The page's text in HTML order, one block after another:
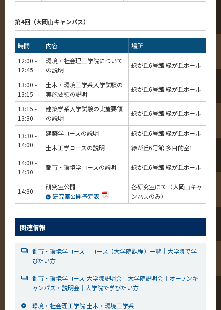
第4回（大岡山キャンパス）
時間 内容
場所
12:00 -
12:45
環境・社会理工学院について
の説明
緑が丘6号館 緑が丘ホール
13:00 -
13:15
土木・環境工学系入学試験の
実施要領の説明
緑が丘6号館 緑が丘ホール
13:15 -
13:30
建築学系入学試験の実施要領
の説明
緑が丘6号館 緑が丘ホール
13:30 -
14:00
建築学コースの説明
緑が丘6号館 緑が丘ホール
土木工学コースの説明
緑が丘6号館 多目的室1
14:00 -
14:30
都市・環境学コースの説明 緑が丘6号館 緑が丘ホール
14:30 -
研究室公開
研究室公開予定表
各研究室にて（大岡山キャ
ンパスのみ）
関連情報
都市・環境学コース｜コース（大学院課程）一覧｜大学院で学
びたい方
都市・環境学コース 大学院説明会｜大学院説明会｜オープンキ
ャンパス・説明会｜大学院で学びたい方
環境・社会理工学院 土木・環境工学系